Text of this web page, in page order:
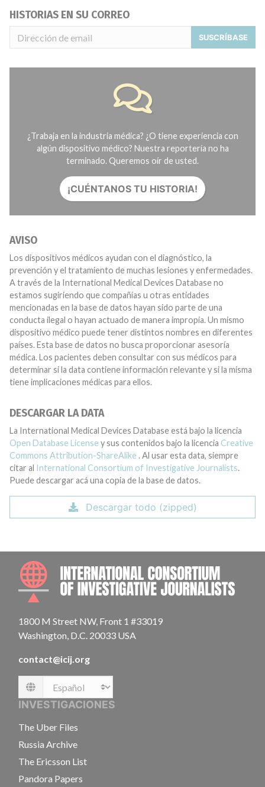
HISTORIAS EN SU CORREO
SUSCRÍBASE
¿Trabaja en la industria médica? ¿O tiene experiencia con
algún dispositivo médico? Nuestra reportería no ha
terminado. Queremos oír de usted.
¡CUÉNTANOS TU HISTORIA!
AVISO
Los dispositivos médicos ayudan con el diagnóstico, la
prevención y el tratamiento de muchas lesiones y enfermedades.
A través de la International Medical Devices Database no
estamos sugiriendo que compañías u otras entidades
mencionadas en la base de datos hayan sido parte de una
conducta ilegal o hayan actuado de manera impropia. Un mismo
dispositivo médico puede tener distintos nombres en diferentes
países. Esta base de datos no busca proporcionar asesoría
médica. Los pacientes deben consultar con sus médicos para
determinar si la data contiene información relevante y si la misma
tiene implicaciones médicas para ellos.
DESCARGAR LA DATA
La International Medical Devices Database está bajo la licencia
Open Database License y sus contenidos bajo la licencia Creative
Commons Attribution-ShareAlike . Al usar esta data, siempre
citar al International Consortium of Investigative Journalists.
Puede descargar acá una copia de la base de datos.
Descargar todo (zipped)
1800 M Street NW, Front 1 #33019
Washington, D.C. 20033 USA
contact@icij.org
Language
INVESTIGACIONES
The Uber Files
Russia Archive
The Ericsson List
Pandora Papers